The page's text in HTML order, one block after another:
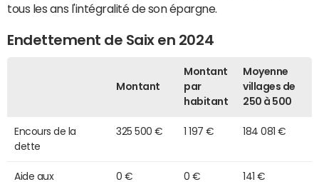
tous les ans l'intégralité de son épargne.
Endettement de Saix en 2024
Montant
Montant
par
habitant
Moyenne
villages de
250 à 500
Encours de la
dette
325 500 € 1 197 € 184 081 €
Aide aux
0 € 0 € 141 €